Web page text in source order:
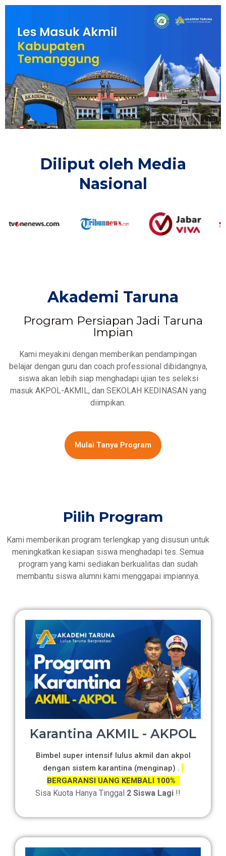
Diliput oleh Media
Nasional​
Akademi Taruna
Program Persiapan Jadi Taruna
Impian
Kami meyakini dengan memberikan pendampingan
belajar dengan guru dan coach professional dibidangnya,
siswa akan lebih siap menghadapi ujian tes seleksi
masuk AKPOL-AKMIL, dan SEKOLAH KEDINASAN yang
diimpikan.
Mulai Tanya Program
Pilih Program
Kami memberikan program terlengkap yang disusun untuk
meningkatkan kesiapan siswa menghadapi tes. Semua
program yang kami sediakan berkualitas dan sudah
membantu siswa alumni kami menggapai impiannya.
Karantina AKMIL - AKPOL
Bimbel super intensif lulus akmil dan akpol
dengan sistem karantina (menginap) .
BERGARANSI UANG KEMBALI 100%
Sisa Kuota Hanya Tinggal 2 Siswa Lagi !!